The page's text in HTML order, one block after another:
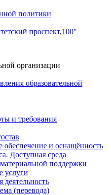
политики
проспект,100"
организации
образовательной
и требования
обеспечение и оснащённость
Доступная среда
поддержки
услуги
деятельность
(перевода)